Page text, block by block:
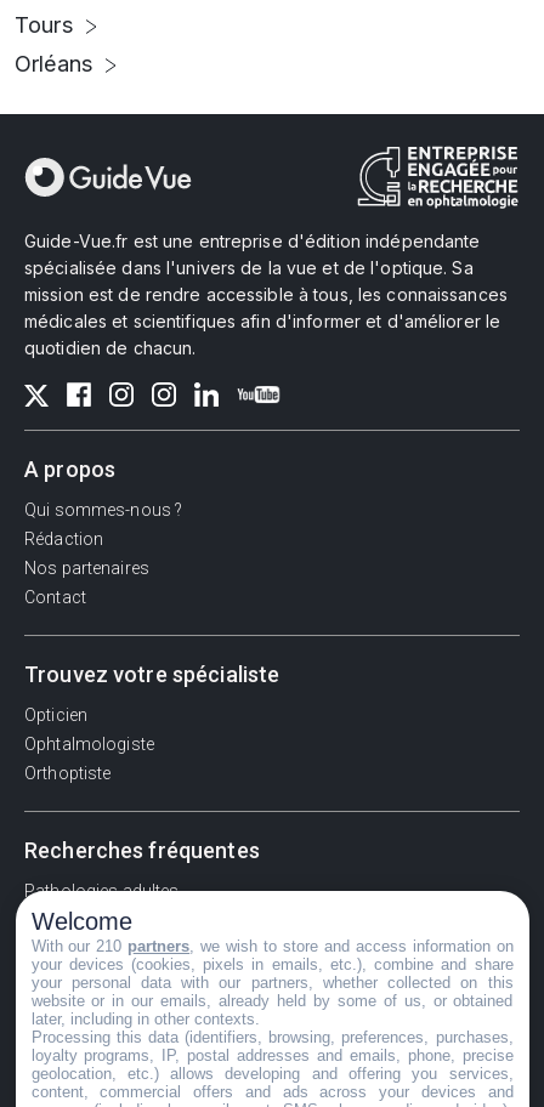
Tours
Orléans
Guide-Vue.fr est une entreprise d'édition indépendante
spécialisée dans l'univers de la vue et de l'optique. Sa
mission est de rendre accessible à tous, les connaissances
médicales et scientifiques afin d'informer et d'améliorer le
quotidien de chacun.
A propos
Qui sommes-nous ?
Rédaction
Nos partenaires
Contact
Trouvez votre spécialiste
Opticien
Ophtalmologiste
Orthoptiste
Recherches fréquentes
Pathologies adultes
Signes d'une urgence ophtalmologique
La vision
Acuité visuelle
Myosis / mydriase
Œdème oculaire
Welcome
With our 210 partners , we wish to store and access information on
your devices (cookies, pixels in emails, etc.), combine and share
your personal data with our partners, whether collected on this
website or in our emails, already held by some of us, or obtained
later, including in other contexts.
Processing this data (identifiers, browsing, preferences, purchases,
loyalty programs, IP, postal addresses and emails, phone, precise
geolocation, etc.) allows developing and offering you services,
content, commercial offers and ads across your devices and